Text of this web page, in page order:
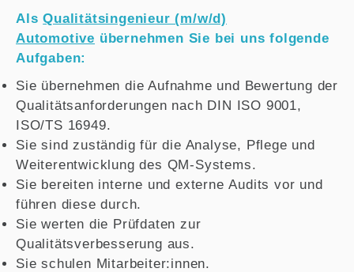
AlsQualitätsingenieur (m/w/d)
Automotive übernehmen Sie bei uns folgende
Aufgaben:
Sie übernehmen die Aufnahme und Bewertung der
Qualitätsanforderungen nach DIN ISO 9001,
ISO/TS 16949.
Sie sind zuständig für die Analyse, Pflege und
Weiterentwicklung des QM-Systems.
Sie bereiten interne und externe Audits vor und
führen diese durch.
Sie werten die Prüfdaten zur
Qualitätsverbesserung aus.
Sie schulen Mitarbeiter:innen.